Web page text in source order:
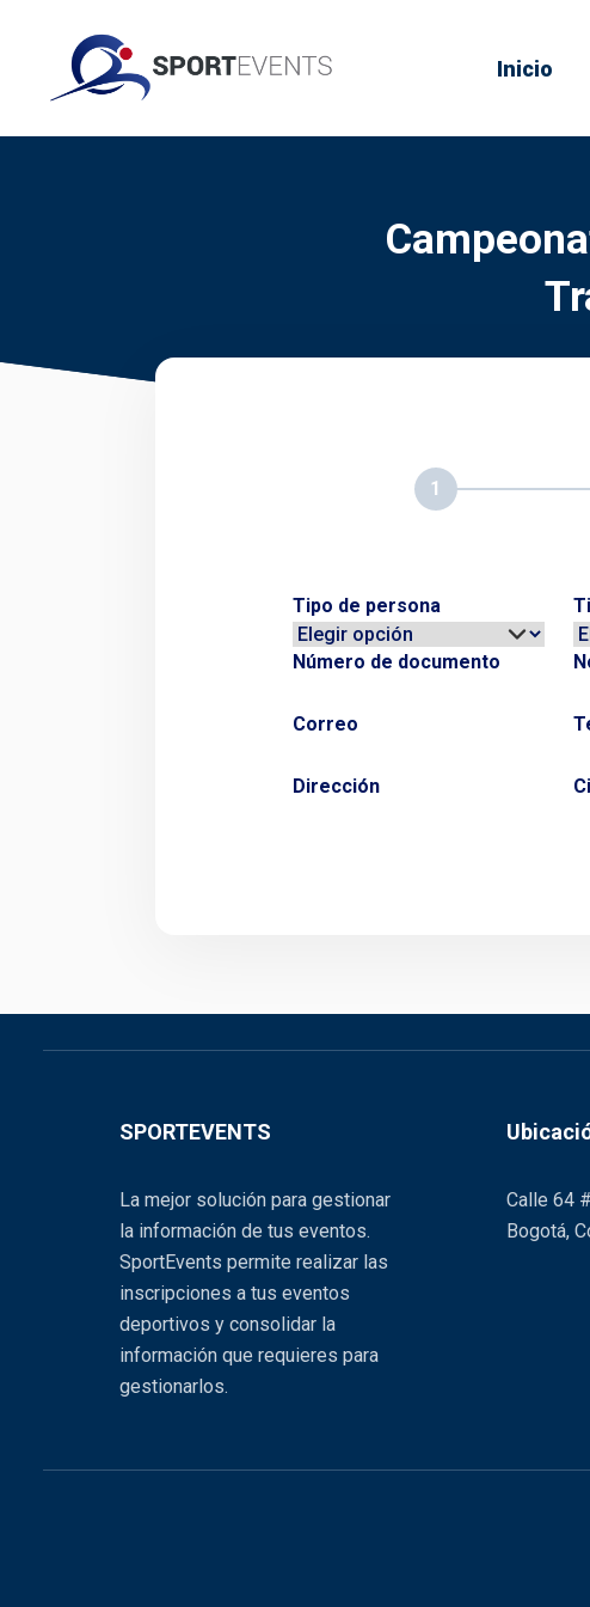
Inicio
1
Tipo de persona
Número de documento
Correo
Dirección
SPORTEVENTS
La mejor solución para gestionar
la información de tus eventos.
SportEvents permite realizar las
inscripciones a tus eventos
deportivos y consolidar la
información que requieres para
gestionarlos.
Calle 64
Bogotá,